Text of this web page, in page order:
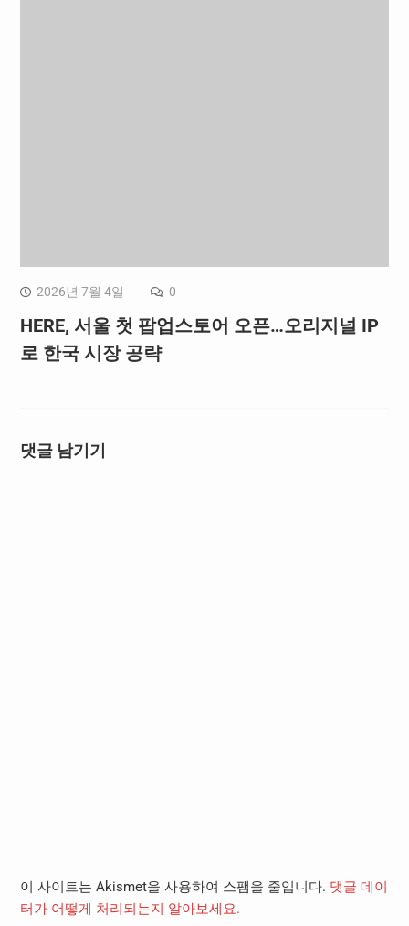
2026년 7월 4일 0
HERE, 서울 첫 팝업스토어 오픈…오리지널 IP
로 한국 시장 공략
댓글 남기기
이 사이트는 Akismet을 사용하여 스팸을 줄입니다. 댓글 데이
터가 어떻게 처리되는지 알아보세요.